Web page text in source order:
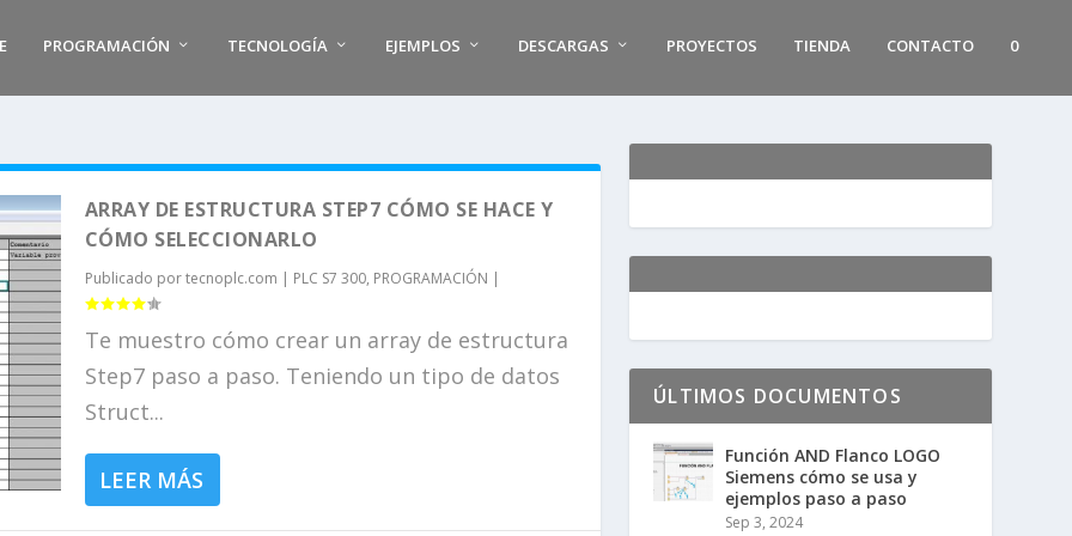
PROGRAMACIÓN TECNOLOGÍA EJEMPLOS DESCARGAS PROYECTOS TIENDA CONTACTO 0
ARRAY DE ESTRUCTURA STEP7 CÓMO SE HACE Y
CÓMO SELECCIONARLO
Publicado portecnoplc.com | PLC S7 300, PROGRAMACIÓN |
Te muestro cómo crear un array de estructura
Step7 paso a paso. Teniendo un tipo de datos
Struct...
LEER MÁS
ÚLTIMOS DOCUMENTOS
Función AND Flanco LOGO
Siemens cómo se usa y
ejemplos paso a paso
Sep 3, 2024